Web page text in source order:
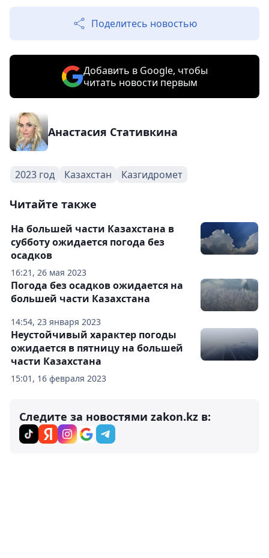
Поделитесь новостью
Добавить в Google, чтобы
читать новости первым
Анастасия Стативкина
2023 год Казахстан Казгидромет
Читайте также
16:21, 26 мая 2023
На большей части Казахстана в
субботу ожидается погода без
осадков
14:54, 23 января 2023
Погода без осадков ожидается на
большей части Казахстана
15:01, 16 февраля 2023
Неустойчивый характер погоды
ожидается в пятницу на большей
части Казахстана
Следите за новостями zakon.kz в: